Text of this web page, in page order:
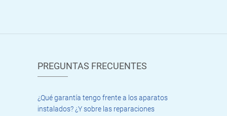
PREGUNTAS FRECUENTES
¿Qué garantía tengo frente a los aparatos
instalados? ¿Y sobre las reparaciones